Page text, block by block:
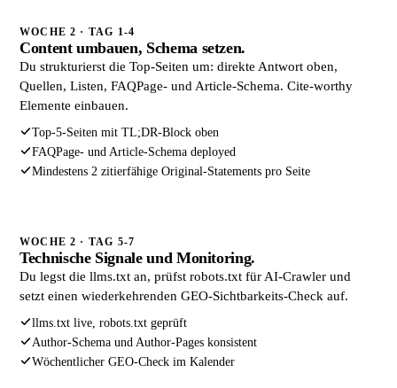
WOCHE 2 · TAG 1-4
Content umbauen, Schema setzen.
Du strukturierst die Top-Seiten um: direkte Antwort oben,
Quellen, Listen, FAQPage- und Article-Schema. Cite-worthy
Elemente einbauen.
Top-5-Seiten mit TL;DR-Block oben
FAQPage- und Article-Schema deployed
Mindestens 2 zitierfähige Original-Statements pro Seite
WOCHE 2 · TAG 5-7
Technische Signale und Monitoring.
Du legst die llms.txt an, prüfst robots.txt für AI-Crawler und
setzt einen wiederkehrenden GEO-Sichtbarkeits-Check auf.
llms.txt live, robots.txt geprüft
Author-Schema und Author-Pages konsistent
Wöchentlicher GEO-Check im Kalender